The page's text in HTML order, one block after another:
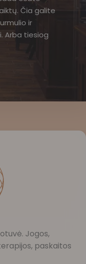
Čia galite
ir
Arba tiesiog
Jogos,
paskaitos